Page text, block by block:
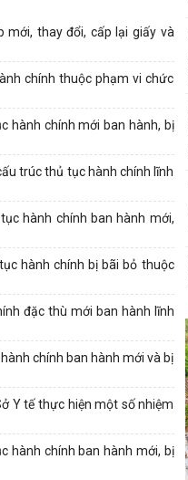
mới, thay đổi, cấp lại giấy và
chính thuộc phạm vi chức
hành chính mới ban hành, bị
trúc thủ tục hành chính lĩnh
hành chính ban hành mới,
hành chính bị bãi bỏ thuộc
đặc thù mới ban hành lĩnh
chính ban hành mới và bị
Y tế thực hiện một số nhiệm
hành chính ban hành mới, bị